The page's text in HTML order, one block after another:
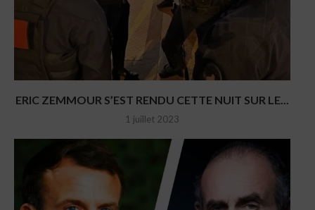
ERIC ZEMMOUR S’EST RENDU CETTE NUIT SUR LE...
1 juillet 2023